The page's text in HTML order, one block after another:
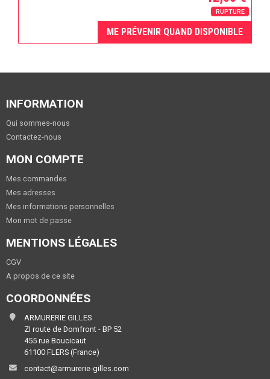
RUPTURE
ME PRÉVENIR QUAND DISPONIBLE
INFORMATION
Qui sommes-nous
Contactez-nous
MON COMPTE
Mes commandes
Mes adresses
Mes informations personnelles
Mon mot de passe
MENTIONS LÉGALES
CGV
A propos de ce site
COORDONNÉES
ARMURERIE GILLES
ZI route de Domfront - BP 52
455 rue Boucicaut
61100 FLERS (France)
contact@armurerie-gilles.com